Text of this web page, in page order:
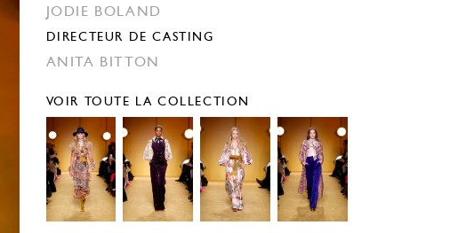
JODIE BOLAND
DIRECTEUR DE CASTING
ANITA BITTON
VOIR TOUTE LA COLLECTION